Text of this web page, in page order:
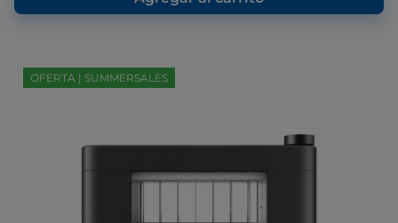
OFERTA | SUMMERSALES